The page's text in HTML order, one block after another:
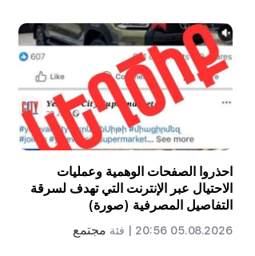
احذروا الصفحات الوهمية وعمليات
الاحتيال عبر الإنترنت التي تهدف لسرقة
التفاصيل المصرفية (صورة)
05.08.2026 20:56 | فئة مجتمع